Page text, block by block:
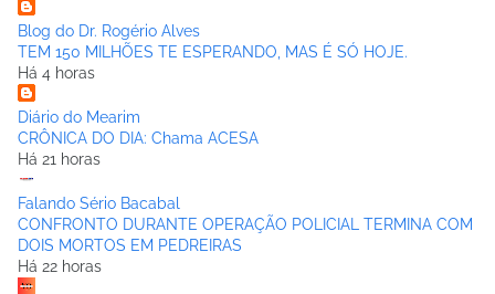
Blog do Dr. Rogério Alves
TEM 150 MILHÕES TE ESPERANDO, MAS É SÓ HOJE.
Há 4 horas
Diário do Mearim
CRÔNICA DO DIA: Chama ACESA
Há 21 horas
Falando Sério Bacabal
CONFRONTO DURANTE OPERAÇÃO POLICIAL TERMINA COM
DOIS MORTOS EM PEDREIRAS
Há 22 horas